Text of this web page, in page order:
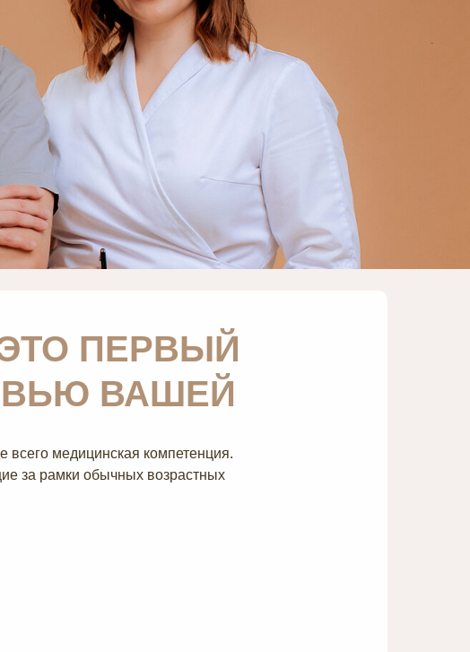
ПЕРВЫЙ
ВАШЕЙ
всего медицинская компетенция.
за рамки обычных возрастных